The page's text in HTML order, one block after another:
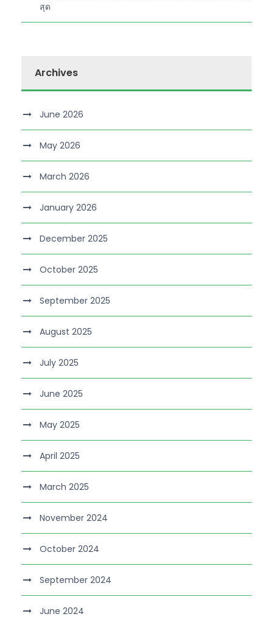
สุด
Archives
June 2026
May 2026
March 2026
January 2026
December 2025
October 2025
September 2025
August 2025
July 2025
June 2025
May 2025
April 2025
March 2025
November 2024
October 2024
September 2024
June 2024